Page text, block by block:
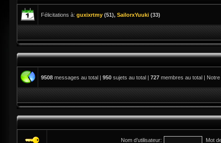
Félicitations à: guxixrtmy (51), SailorxYuuki (33)
9508 messages au total | 950 sujets au total | 727 membres au total |
Nom d’utilisateur: Mot